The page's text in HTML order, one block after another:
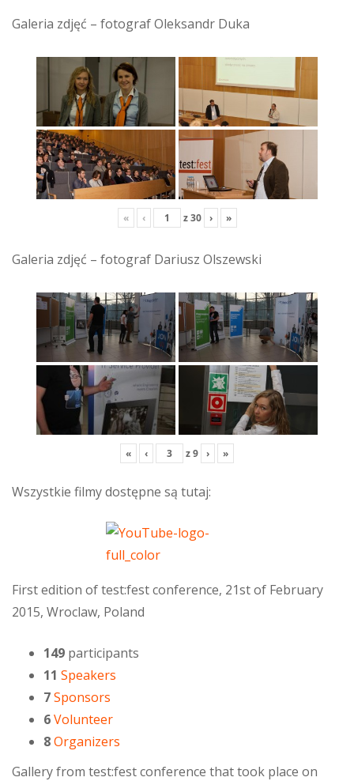
Galeria zdjęć – fotograf Oleksandr Duka
« ‹ z30 › »
Galeria zdjęć – fotograf Dariusz Olszewski
« ‹ z9 › »
Wszystkie filmy dostępne są tutaj:
First edition of test:fest conference, 21st of February
2015, Wroclaw, Poland
149 participants
11 Speakers
7Sponsors
6Volunteer
8Organizers
Gallery from test:fest conference that took place on